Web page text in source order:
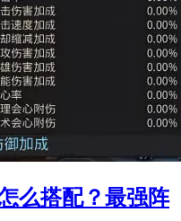
么搭配？最强阵